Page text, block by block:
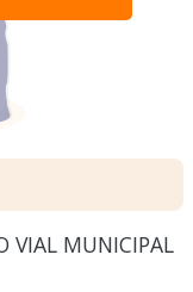
VIAL MUNICIPAL